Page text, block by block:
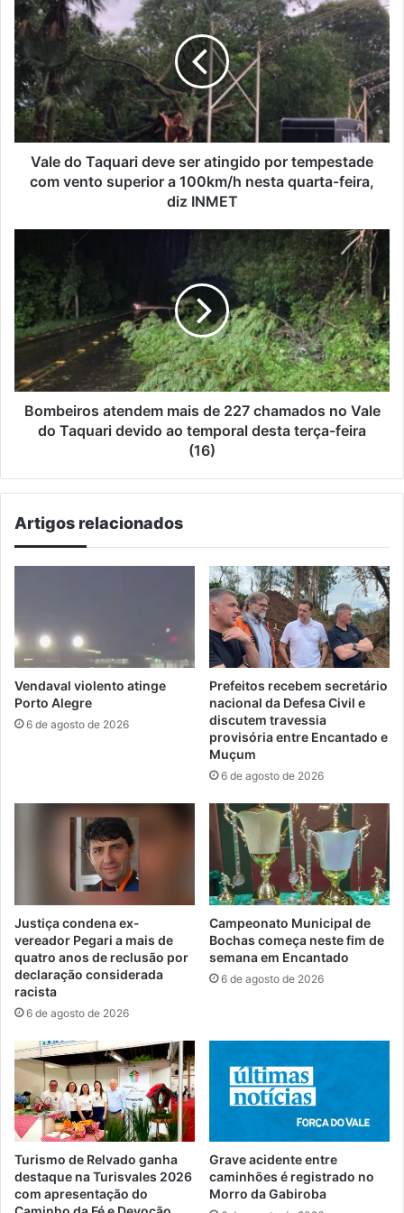
do
Taquari
deve
ser
atingido
por
tempestade
com
vento
superior
feira,
diz
INMET
Vale do Taquari deve ser atingido por tempestade
com vento superior a 100km/h nesta quarta-feira,
diz INMET
mais
de
227
chamados
Vale
do
Taquari
devido
desta
feira
Bombeiros atendem mais de 227 chamados no Vale
do Taquari devido ao temporal desta terça-feira
(16)
Artigos relacionados
Vendaval violento atinge
Porto Alegre
6 de agosto de 2026
Prefeitos recebem secretário
nacional da Defesa Civil e
discutem travessia
provisória entre Encantado e
Muçum
6 de agosto de 2026
Justiça condena ex-
vereador Pegari a mais de
quatro anos de reclusão por
declaração considerada
racista
6 de agosto de 2026
Campeonato Municipal de
Bochas começa neste fim de
semana em Encantado
6 de agosto de 2026
Turismo de Relvado ganha
destaque na Turisvales 2026
com apresentação do
Grave acidente entre
caminhões é registrado no
Morro da Gabiroba